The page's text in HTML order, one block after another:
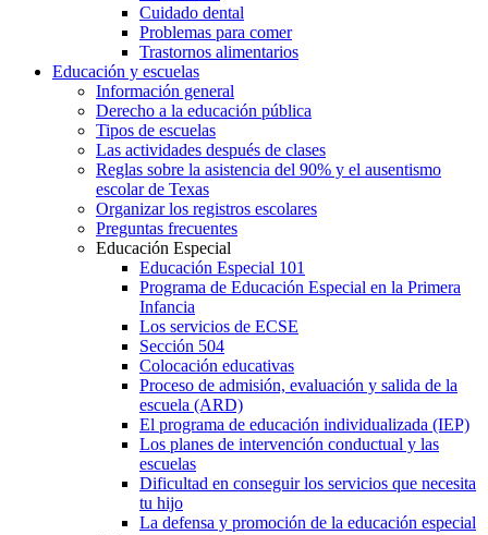
Cuidado dental
Problemas para comer
Trastornos alimentarios
Educación y escuelas
Información general
Derecho a la educación pública
Tipos de escuelas
Las actividades después de clases
Reglas sobre la asistencia del 90% y el ausentismo
escolar de Texas
Organizar los registros escolares
Preguntas frecuentes
Educación Especial
Educación Especial 101
Programa de Educación Especial en la Primera
Infancia
Los servicios de ECSE
Sección 504
Colocación educativas
Proceso de admisión, evaluación y salida de la
escuela (ARD)
El programa de educación individualizada (IEP)
Los planes de intervención conductual y las
escuelas
Dificultad en conseguir los servicios que necesita
tu hijo
La defensa y promoción de la educación especial